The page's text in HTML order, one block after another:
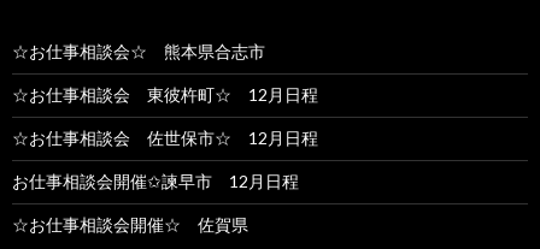
☆お仕事相談会☆ 熊本県合志市
☆お仕事相談会 東彼杵町☆ 12月日程
☆お仕事相談会 佐世保市☆ 12月日程
お仕事相談会開催✩諫早市 12月日程
☆お仕事相談会開催☆ 佐賀県